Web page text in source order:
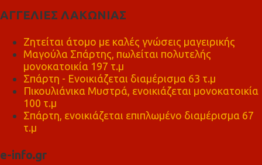
ΑΓΓΕΛΙΕΣ ΛΑΚΩΝΙΑΣ
Ζητείται άτομο με καλές γνώσεις μαγειρικής
Μαγούλα Σπάρτης, πωλείται πολυτελής
μονοκατοικία 197 τ.μ
Σπάρτη - Ενοικιάζεται διαμέρισμα 63 τ.μ
Πικουλιάνικα Μυστρά, ενοικιάζεται μονοκατοικία
100 τ.μ
Σπάρτη, ενοικιάζεται επιπλωμένο διαμέρισμα 67
τ.μ
e-info.gr